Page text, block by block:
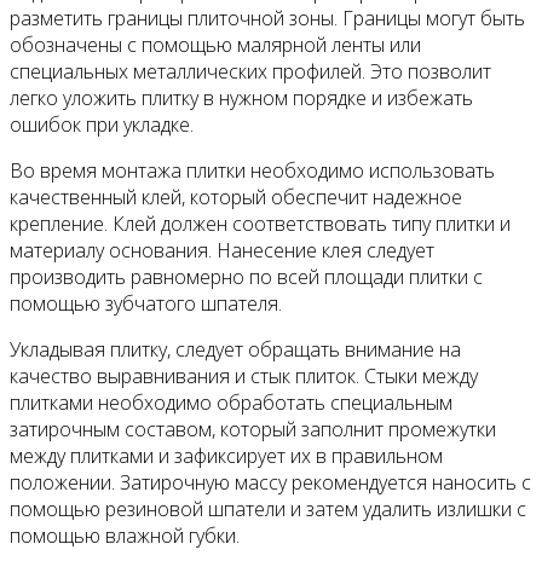
разметить границы плиточной зоны. Границы могут быть
обозначены с помощью малярной ленты или
специальных металлических профилей. Это позволит
легко уложить плитку в нужном порядке и избежать
ошибок при укладке.
Во время монтажа плитки необходимо использовать
качественный клей, который обеспечит надежное
крепление. Клей должен соответствовать типу плитки и
материалу основания. Нанесение клея следует
производить равномерно по всей площади плитки с
помощью зубчатого шпателя.
Укладывая плитку, следует обращать внимание на
качество выравнивания и стык плиток. Стыки между
плитками необходимо обработать специальным
затирочным составом, который заполнит промежутки
между плитками и зафиксирует их в правильном
положении. Затирочную массу рекомендуется наносить с
помощью резиновой шпатели и затем удалить излишки с
помощью влажной губки.